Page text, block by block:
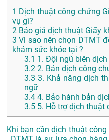
1 Dịch thuật công chứng
vụ gì?
2 Báo giá dịch thuật Giấy
3 Vì sao nên chọn DTMT
khám sức khỏe tại ?
3.1 1. Đội ngũ biên
3.2 2. Bản dịch công
3.3 3. Khả năng dịch
ngữ
3.4 4. Bảo hành bản
3.5 5. Hỗ trợ dịch thuật
Khi bạn cần dịch thuật